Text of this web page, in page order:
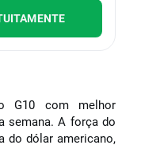
G10 com melhor
semana. A força do
do dólar americano,